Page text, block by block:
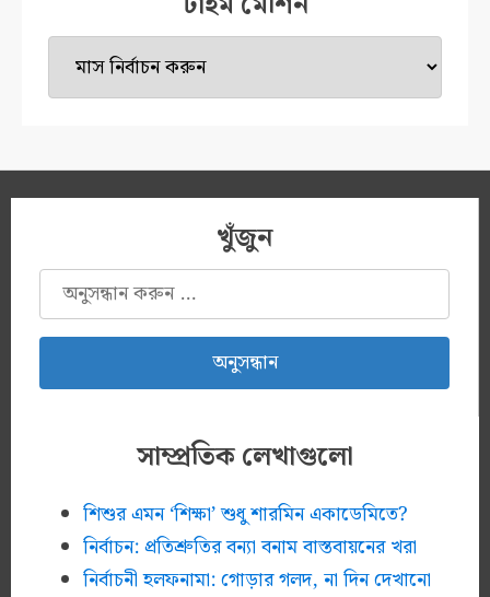
টাইম
মেশিন
খুঁজুন
অনুসন্ধানঃ
সাম্প্রতিক লেখাগুলো
শিশুর এমন ‘শিক্ষা’ শুধু শারমিন একাডেমিতে?
নির্বাচন: প্রতিশ্রুতির বন্যা বনাম বাস্তবায়নের খরা
নির্বাচনী হলফনামা: গোড়ার গলদ, না দিন দেখানো